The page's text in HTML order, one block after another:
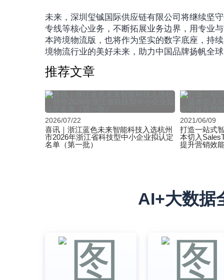
未来，深圳玺铖国际供应链有限公司将继续坚
专线等核心业务，不断拓展业务边界，用专业
本跨境物流版，也将作为坚实的数字底座，持
境物流行业的美好未来，助力中国品牌扬帆全
推荐文章
2026/07/22
喜讯｜浙江蓝色未来智能科技入选杭州
市2026年浙江省科技型中小企业拟认定
名单（第一批）
2021/06/09
打造一站式
本切入
提升营销效
AI+大数据